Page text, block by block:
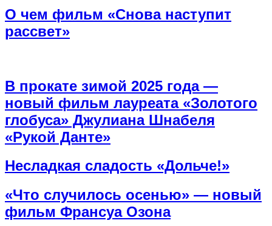
О чем фильм «Снова наступит
рассвет»
В прокате зимой 2025 года —
новый фильм лауреата «Золотого
глобуса» Джулиана Шнабеля
«Рукой Данте»
Несладкая сладость «Дольче!»
«Что случилось осенью» — новый
фильм Франсуа Озона